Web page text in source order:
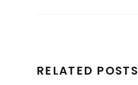
RELATED POSTS